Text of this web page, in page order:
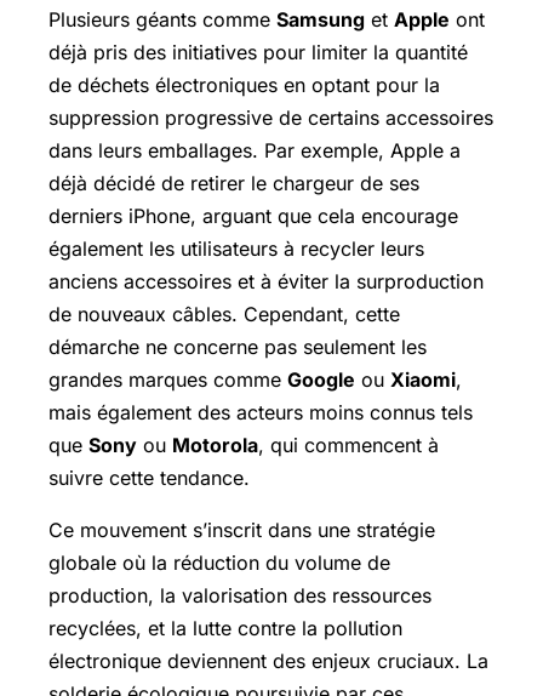
Plusieurs géants comme Samsung et Apple ont
déjà pris des initiatives pour limiter la quantité
de déchets électroniques en optant pour la
suppression progressive de certains accessoires
dans leurs emballages. Par exemple, Apple a
déjà décidé de retirer le chargeur de ses
derniers iPhone, arguant que cela encourage
également les utilisateurs à recycler leurs
anciens accessoires et à éviter la surproduction
de nouveaux câbles. Cependant, cette
démarche ne concerne pas seulement les
grandes marques comme Google ou Xiaomi,
mais également des acteurs moins connus tels
que Sony ou Motorola, qui commencent à
suivre cette tendance.
Ce mouvement s’inscrit dans une stratégie
globale où la réduction du volume de
production, la valorisation des ressources
recyclées, et la lutte contre la pollution
électronique deviennent des enjeux cruciaux. La